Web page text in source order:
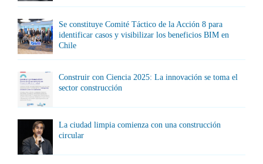
Se constituye Comité Táctico de la Acción 8 para
identificar casos y visibilizar los beneficios BIM en
Chile
Construir con Ciencia 2025: La innovación se toma el
sector construcción
La ciudad limpia comienza con una construcción
circular